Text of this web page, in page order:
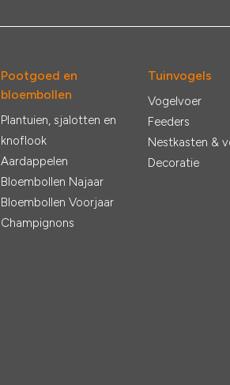
Pootgoed en
bloembollen
Plantuien, sjalotten en
knoflook
Aardappelen
Bloembollen Najaar
Bloembollen Voorjaar
Champignons
Tuinvogels
Vogelvoer
Feeders
Nestkasten &
Decoratie